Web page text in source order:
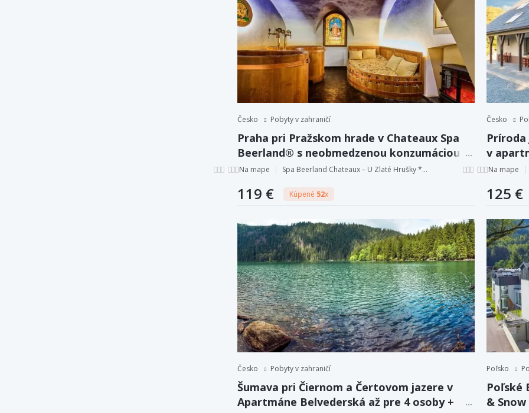
Česko Pobyty v zahraničí
Praha pri Pražskom hrade v Chateaux Spa
Beerland® s neobmedzenou konzumáciou
piva a kúpeľom v dubovej kadi
Na mape Spa Beerland Chateaux – U Zlaté Hrušky ***
119 € Kúpené 52x
Česko
Príroda
v
Na mape
125 €
Česko Pobyty v zahraničí
Šumava pri Čiernom a Čertovom jazere v
Apartmáne Belvederská až pre 4 osoby +
Poľsko
Poľské
&